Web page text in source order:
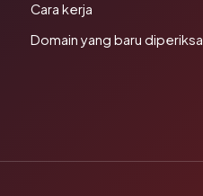
Cara kerja
Domain yang baru diperiksa